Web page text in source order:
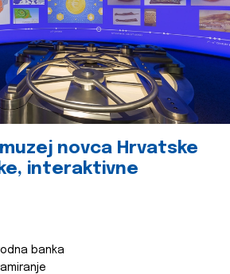
novca Hrvatske
interaktivne
banka